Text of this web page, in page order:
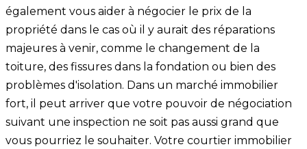
également vous aider à négocier le prix de la
propriété dans le cas où il y aurait des réparations
majeures à venir, comme le changement de la
toiture, des fissures dans la fondation ou bien des
problèmes d'isolation. Dans un marché immobilier
fort, il peut arriver que votre pouvoir de négociation
suivant une inspection ne soit pas aussi grand que
vous pourriez le souhaiter. Votre courtier immobilier